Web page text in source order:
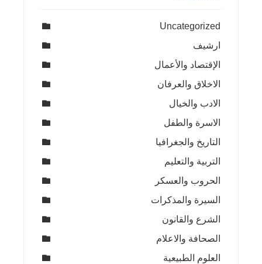
Uncategorized
ارشيف
الإقتصاد والأعمال
الاخلاق والعرفان
الادب والخيال
الاسرة والطفل
التاريخ والجغرافيا
التربية والتعليم
الحروب والعسكر
السيرة والمذكرات
الشرع والقانون
الصحافة والاعلام
العلوم الطبيعية